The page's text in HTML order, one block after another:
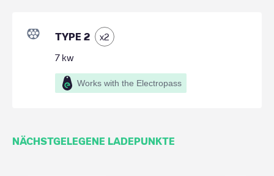
TYPE 2 x2
7 kw
Works with the Electropass
NÄCHSTGELEGENE LADEPUNKTE